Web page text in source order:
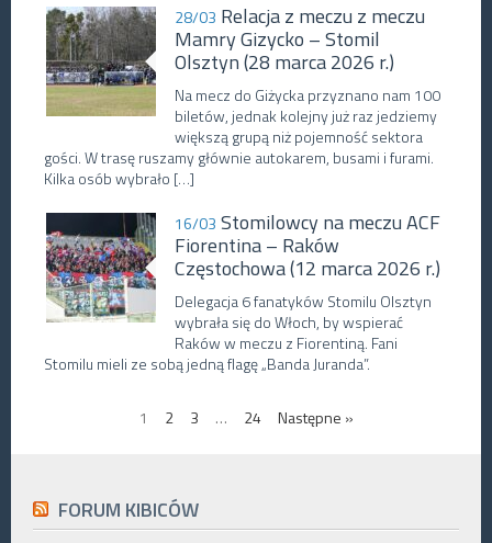
28/03 Relacja z meczu z meczu
Mamry Gizycko – Stomil
Olsztyn (28 marca 2026 r.)
Na mecz do Giżycka przyznano nam 100
biletów, jednak kolejny już raz jedziemy
większą grupą niż pojemność sektora
gości. W trasę ruszamy głównie autokarem, busami i furami.
Kilka osób wybrało […]
16/03 Stomilowcy na meczu ACF
Fiorentina – Raków
Częstochowa (12 marca 2026 r.)
Delegacja 6 fanatyków Stomilu Olsztyn
wybrała się do Włoch, by wspierać
Raków w meczu z Fiorentiną. Fani
Stomilu mieli ze sobą jedną flagę „Banda Juranda”.
1 2 3 … 24 Następne »
FORUM KIBICÓW